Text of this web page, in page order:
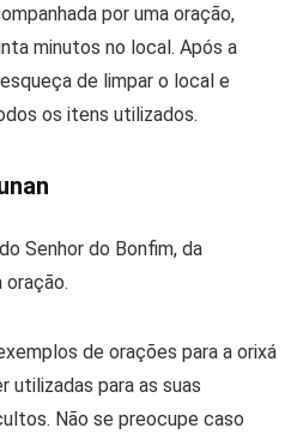
por uma oração,
minutos no local. Após a
de limpar o local e
os itens utilizados.
de orações para a orixá
utilizadas para as suas
Não se preocupe caso